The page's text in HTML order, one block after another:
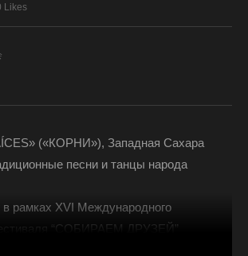
音”
Likes
(«КОРНИ»), Западная Сахара
песни и танцы народа
в рамках XVI Международного
“СОБИРАЕМ ДРУЗЕЙ”